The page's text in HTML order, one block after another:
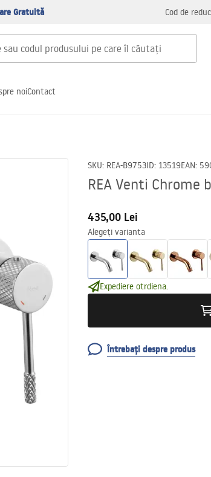
Gratuită Cod de
noiContact
SKU: REA-B9753ID: 13519EAN:
REA Venti Chrome
435,00 Lei
Alegeți varianta
Expediere otrdiena.
Întrebați despre produs